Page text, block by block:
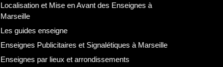
Localisation et Mise en Avant des Enseignes à
Marseille
Les guides enseigne
Enseignes Publicitaires et Signalétiques à Marseille
Enseignes par lieux et arrondissements